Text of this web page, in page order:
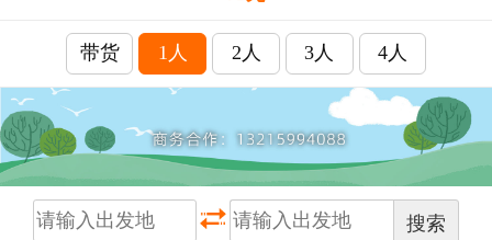
带货 1人 2人 3人 4人
搜索